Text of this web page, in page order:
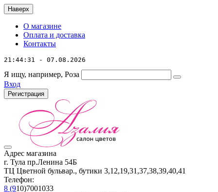
Наверх
О магазине
Оплата и доставка
Контакты
21:44:31 - 07.08.2026
Я ищу, например, Роза
Вход
Регистрация
Адрес магазина
г. Тула пр.Ленина 54Б
ТЦ Цветной бульвар., бутики 3,12,19,31,37,38,39,40,41
Телефон:
8 (910)7001033